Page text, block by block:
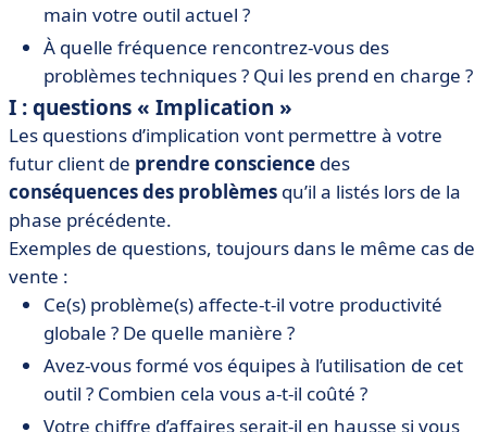
main votre outil actuel ?
À quelle fréquence rencontrez-vous des
problèmes techniques ? Qui les prend en charge ?
I : questions « Implication »
Les questions d’implication vont permettre à votre
futur client de prendre conscience des
conséquences des problèmes qu’il a listés lors de la
phase précédente.
Exemples de questions, toujours dans le même cas de
vente :
Ce(s) problème(s) affecte-t-il votre productivité
globale ? De quelle manière ?
Avez-vous formé vos équipes à l’utilisation de cet
outil ? Combien cela vous a-t-il coûté ?
Votre chiffre d’affaires serait-il en hausse si vous